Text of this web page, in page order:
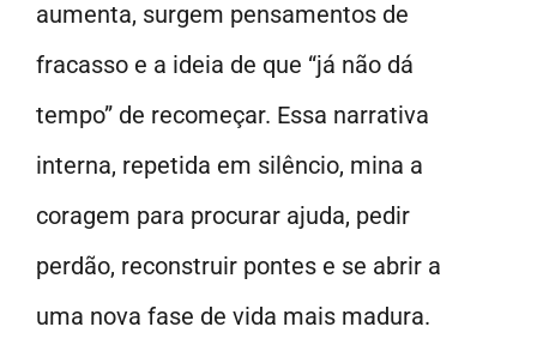
aumenta, surgem pensamentos de
fracasso e a ideia de que “já não dá
tempo” de recomeçar. Essa narrativa
interna, repetida em silêncio, mina a
coragem para procurar ajuda, pedir
perdão, reconstruir pontes e se abrir a
uma nova fase de vida mais madura.